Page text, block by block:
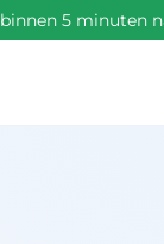
5 minuten